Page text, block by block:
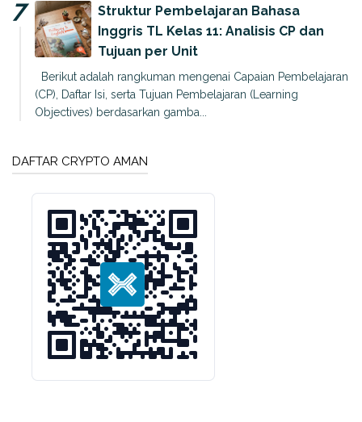
Struktur Pembelajaran Bahasa
Inggris TL Kelas 11: Analisis CP dan
Tujuan per Unit
Berikut adalah rangkuman mengenai Capaian Pembelajaran
(CP), Daftar Isi, serta Tujuan Pembelajaran (Learning
Objectives) berdasarkan gamba...
DAFTAR CRYPTO AMAN